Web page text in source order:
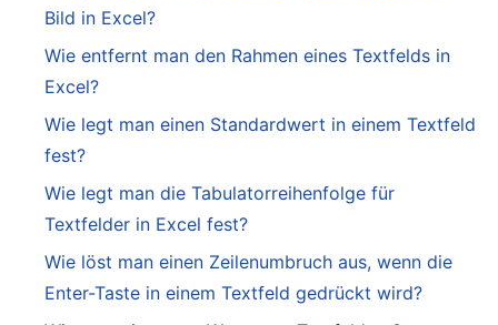
Bild in Excel?
Wie entfernt man den Rahmen eines Textfelds in
Excel?
Wie legt man einen Standardwert in einem Textfeld
fest?
Wie legt man die Tabulatorreihenfolge für
Textfelder in Excel fest?
Wie löst man einen Zeilenumbruch aus, wenn die
Enter-Taste in einem Textfeld gedrückt wird?